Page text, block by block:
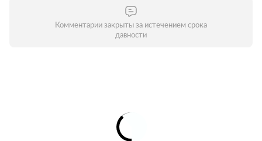
Комментарии закрыты за истечением срока
давности